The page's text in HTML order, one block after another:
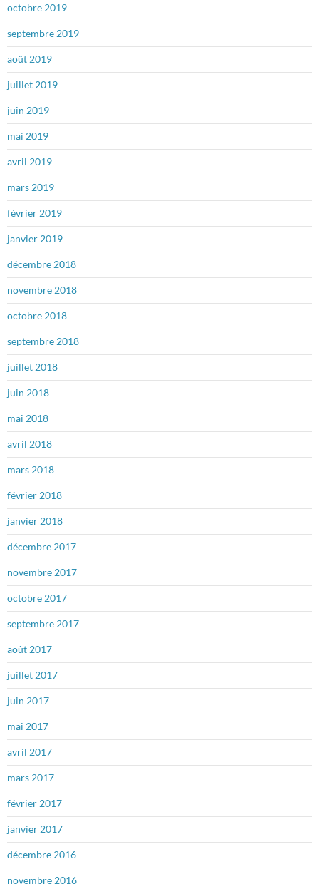
octobre 2019
septembre 2019
août 2019
juillet 2019
juin 2019
mai 2019
avril 2019
mars 2019
février 2019
janvier 2019
décembre 2018
novembre 2018
octobre 2018
septembre 2018
juillet 2018
juin 2018
mai 2018
avril 2018
mars 2018
février 2018
janvier 2018
décembre 2017
novembre 2017
octobre 2017
septembre 2017
août 2017
juillet 2017
juin 2017
mai 2017
avril 2017
mars 2017
février 2017
janvier 2017
décembre 2016
novembre 2016